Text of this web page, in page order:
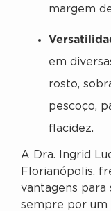
margem
em
rosto,
pescoço,
flacidez.
A Dra. Ingrid
Florianópolis,
vantagens para
sempre por um